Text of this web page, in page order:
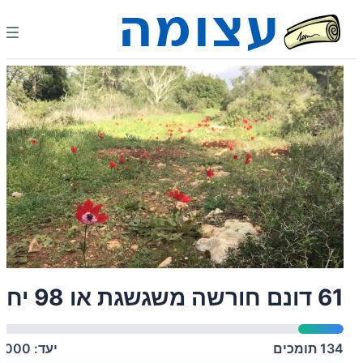
61 דונם חורשה משגשגת או 98 יח
134 תומכים יעד: